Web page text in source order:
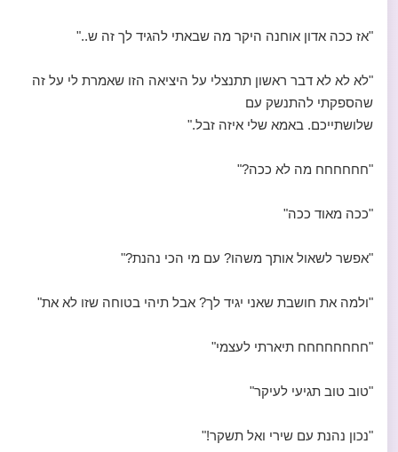
"אז ככה אדון אוחנה היקר מה שבאתי להגיד לך זה ש.."
"לא לא לא דבר ראשון תתנצלי על היציאה הזו שאמרת לי על זה
שהספקתי להתנשק עם
שלושתייכם. באמא שלי איזה זבל."
"חחחחחח מה לא ככה?"
"ככה מאוד ככה"
"אפשר לשאול אותך משהו? עם מי הכי נהנת?"
"ולמה את חושבת שאני יגיד לך? אבל תיהי בטוחה שזו לא את"
"חחחחחחחח תיארתי לעצמי"
"טוב טוב תגיעי לעיקר"
"נכון נהנת עם שירי ואל תשקר!"